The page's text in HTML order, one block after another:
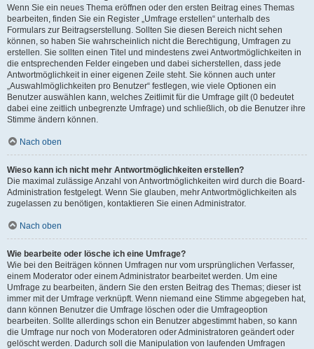
Wenn Sie ein neues Thema eröffnen oder den ersten Beitrag eines Themas
bearbeiten, finden Sie ein Register „Umfrage erstellen“ unterhalb des
Formulars zur Beitragserstellung. Sollten Sie diesen Bereich nicht sehen
können, so haben Sie wahrscheinlich nicht die Berechtigung, Umfragen zu
erstellen. Sie sollten einen Titel und mindestens zwei Antwortmöglichkeiten in
die entsprechenden Felder eingeben und dabei sicherstellen, dass jede
Antwortmöglichkeit in einer eigenen Zeile steht. Sie können auch unter
„Auswahlmöglichkeiten pro Benutzer“ festlegen, wie viele Optionen ein
Benutzer auswählen kann, welches Zeitlimit für die Umfrage gilt (0 bedeutet
dabei eine zeitlich unbegrenzte Umfrage) und schließlich, ob die Benutzer ihre
Stimme ändern können.
Nach oben
Wieso kann ich nicht mehr Antwortmöglichkeiten erstellen?
Die maximal zulässige Anzahl von Antwortmöglichkeiten wird durch die Board-
Administration festgelegt. Wenn Sie glauben, mehr Antwortmöglichkeiten als
zugelassen zu benötigen, kontaktieren Sie einen Administrator.
Nach oben
Wie bearbeite oder lösche ich eine Umfrage?
Wie bei den Beiträgen können Umfragen nur vom ursprünglichen Verfasser,
einem Moderator oder einem Administrator bearbeitet werden. Um eine
Umfrage zu bearbeiten, ändern Sie den ersten Beitrag des Themas; dieser ist
immer mit der Umfrage verknüpft. Wenn niemand eine Stimme abgegeben hat,
dann können Benutzer die Umfrage löschen oder die Umfrageoption
bearbeiten. Sollte allerdings schon ein Benutzer abgestimmt haben, so kann
die Umfrage nur noch von Moderatoren oder Administratoren geändert oder
gelöscht werden. Dadurch soll die Manipulation von laufenden Umfragen